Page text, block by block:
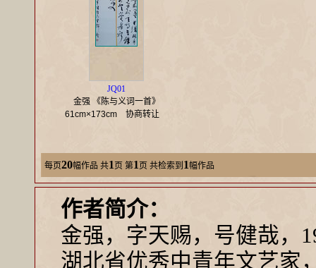
JQ01
金强 《陈与义词一首》
61cm×173cm 协商转让
每页20幅作品 共1 页 第1 页 共检索到 1幅作品
作者简介：
金强，字天赐，号健哉，
湖北省优秀中青年文艺家